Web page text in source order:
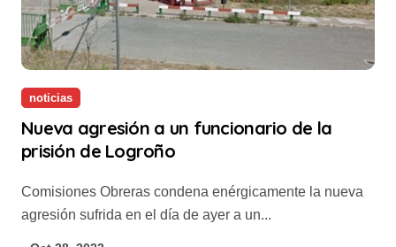
noticias
Nueva agresión a un funcionario de la
prisión de Logroño
Comisiones Obreras condena enérgicamente la nueva
agresión sufrida en el día de ayer a un...